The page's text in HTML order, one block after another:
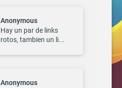
Anonymous
Hay un par de links
rotos, tambien un li...
Anonymous